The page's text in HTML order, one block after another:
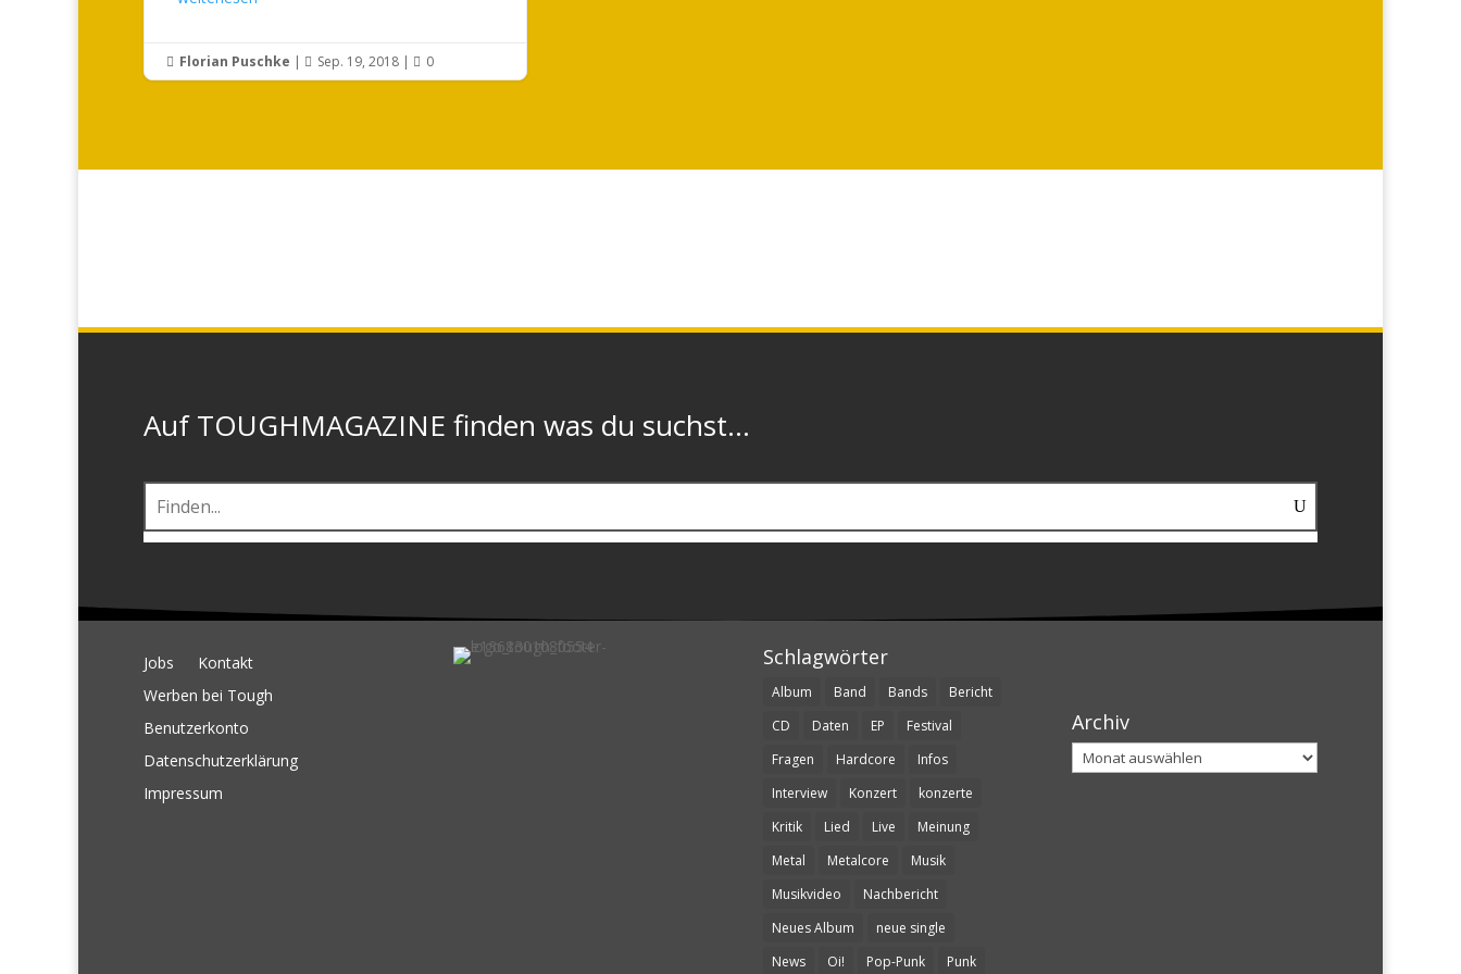
 Florian Puschke |  Sep. 19, 2018 |  0
Auf TOUGHMAGAZINE finden was du suchst...
Jobs
Kontakt
Werben bei Tough
Benutzerkonto
Datenschutzerklärung
Impressum
Schlagwörter
Album Band Bands
Bericht
CD
Daten EP
Festival
Fragen
Hardcore
Infos
Interview
Konzert
konzerte
Kritik
Lied Live
Meinung
Metal
Metalcore
Musik
Musikvideo
Nachbericht
Neues Album
neue single
News
Oi! Pop-Punk Punk
Archiv
Archiv